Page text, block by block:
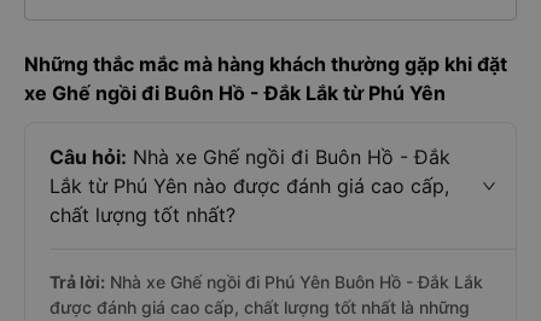
Những thắc mắc mà hàng khách thường gặp khi đặt
xe Ghế ngồi đi Buôn Hồ - Đắk Lắk từ Phú Yên
Câu hỏi: Nhà xe Ghế ngồi đi Buôn Hồ - Đắk
Lắk từ Phú Yên nào được đánh giá cao cấp,
chất lượng tốt nhất?
Trả lời: Nhà xe Ghế ngồi đi Phú Yên Buôn Hồ - Đắk Lắk
được đánh giá cao cấp, chất lượng tốt nhất là những